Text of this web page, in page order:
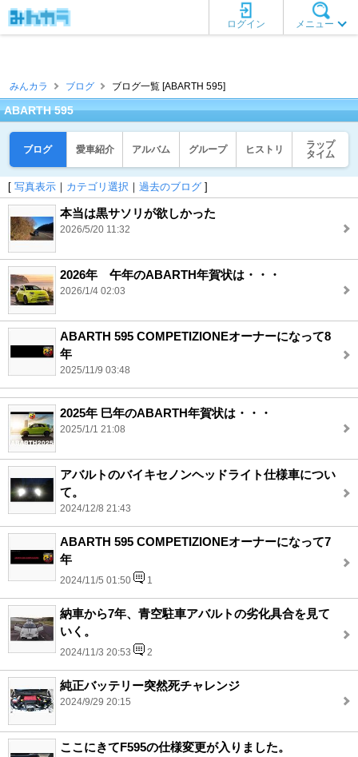
メニュー
ログイン
みんカラ ブログ ブログ一覧 [ABARTH 595]
ABARTH 595
ブログ 愛車紹介 アルバム グループ ヒストリ
ラップ
タイム
[ 写真表示 ｜ カテゴリ選択 ｜ 過去のブログ ]
本当は黒サソリが欲しかった
2026/5/20 11:32
2026年 午年のABARTH年賀状は・・・
2026/1/4 02:03
ABARTH 595 COMPETIZIONEオーナーになって8
年
2025/11/9 03:48
2025年 巳年のABARTH年賀状は・・・
2025/1/1 21:08
アバルトのバイキセノンヘッドライト仕様車につい
て。
2024/12/8 21:43
ABARTH 595 COMPETIZIONEオーナーになって7
年
2024/11/5 01:50 1
納車から7年、青空駐車アバルトの劣化具合を見て
いく。
2024/11/3 20:53 2
純正バッテリー突然死チャレンジ
2024/9/29 20:15
ここにきてF595の仕様変更が入りました。